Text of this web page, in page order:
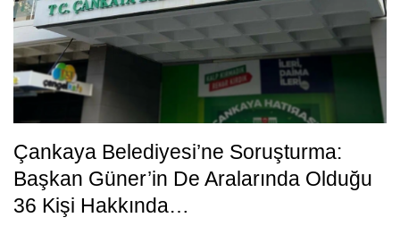
Çankaya Belediyesi’ne Soruşturma:
Başkan Güner’in De Aralarında Olduğu
36 Kişi Hakkında…